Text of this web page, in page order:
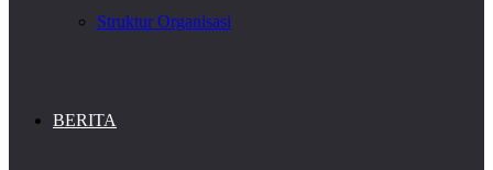
Struktur Organisasi
BERITA